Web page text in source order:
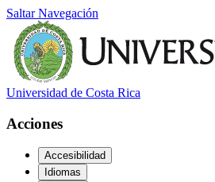
Saltar Navegación
Universidad de Costa Rica
Acciones
Accesibilidad
Idiomas